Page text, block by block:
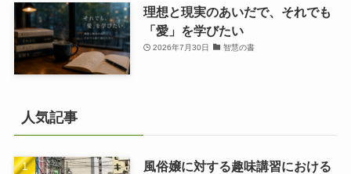
理想と現実のあいだで、それでも
「愛」を学びたい
2026年7月30日 智慧の書
人気記事
風俗嬢に対する趣味講習における